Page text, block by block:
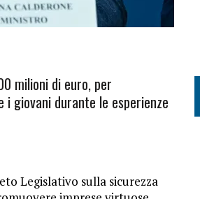
milioni di euro, per
giovani durante le esperienze
Legislativo sulla sicurezza